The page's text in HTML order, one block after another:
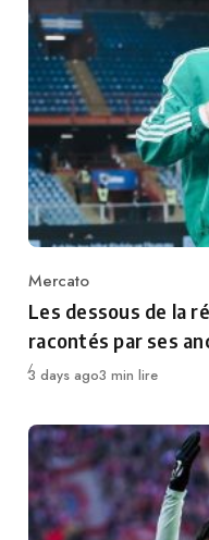
Category
Mercato
Les dessous de la
racontés par ses
Publié
3 days ago3 min lire